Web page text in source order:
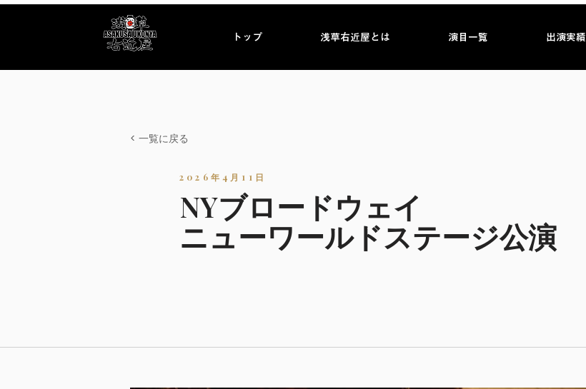
トップ 浅草右近屋とは 演目一覧 出演実績
< 一覧に戻る
2026年4月11日
NYブロードウェイ
ニューワールドステージ公演